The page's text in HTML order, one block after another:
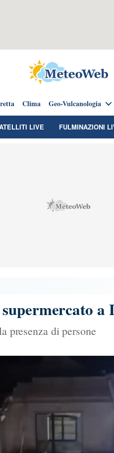
Clima Geo-Vulcanologia
LIVE FULMINAZIONI
presenza di persone